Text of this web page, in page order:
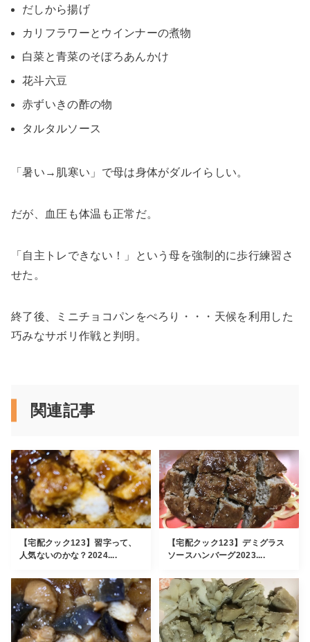
だしから揚げ
カリフラワーとウインナーの煮物
白菜と青菜のそぼろあんかけ
花斗六豆
赤ずいきの酢の物
タルタルソース
「暑い→肌寒い」で母は身体がダルイらしい。
だが、血圧も体温も正常だ。
「自主トレできない！」という母を強制的に歩行練習さ
せた。
終了後、ミニチョコパンをぺろり・・・天候を利用した
巧みなサボリ作戦と判明。
関連記事
【宅配クック123】習字って、
人気ないのかな？2024....
【宅配クック123】デミグラス
ソースハンバーグ2023....